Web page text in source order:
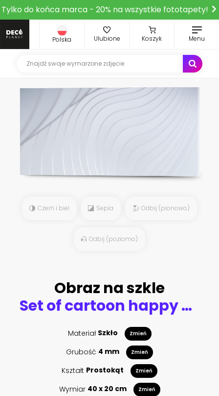
Tylko do końca marca - 20% na wszystkie fototapety!
Polska Ulubione Koszyk Menu
Czerń i biel Sepia Odbij (pionowo)
Odbij (poziomo)
Obraz na szkle
Set of cartoon happy dwarf
Materiał Szkło Zmień
Grubość 4 mm Zmień
Kształt Prostokąt Zmień
Wymiar 40 x 20 cm Zmień